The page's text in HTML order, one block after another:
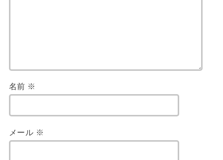
名前 ※
メール ※